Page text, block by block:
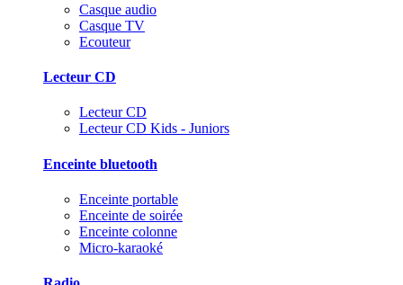
Casque audio
Casque TV
Ecouteur
Lecteur CD
Lecteur CD
Lecteur CD Kids - Juniors
Enceinte bluetooth
Enceinte portable
Enceinte de soirée
Enceinte colonne
Micro-karaoké